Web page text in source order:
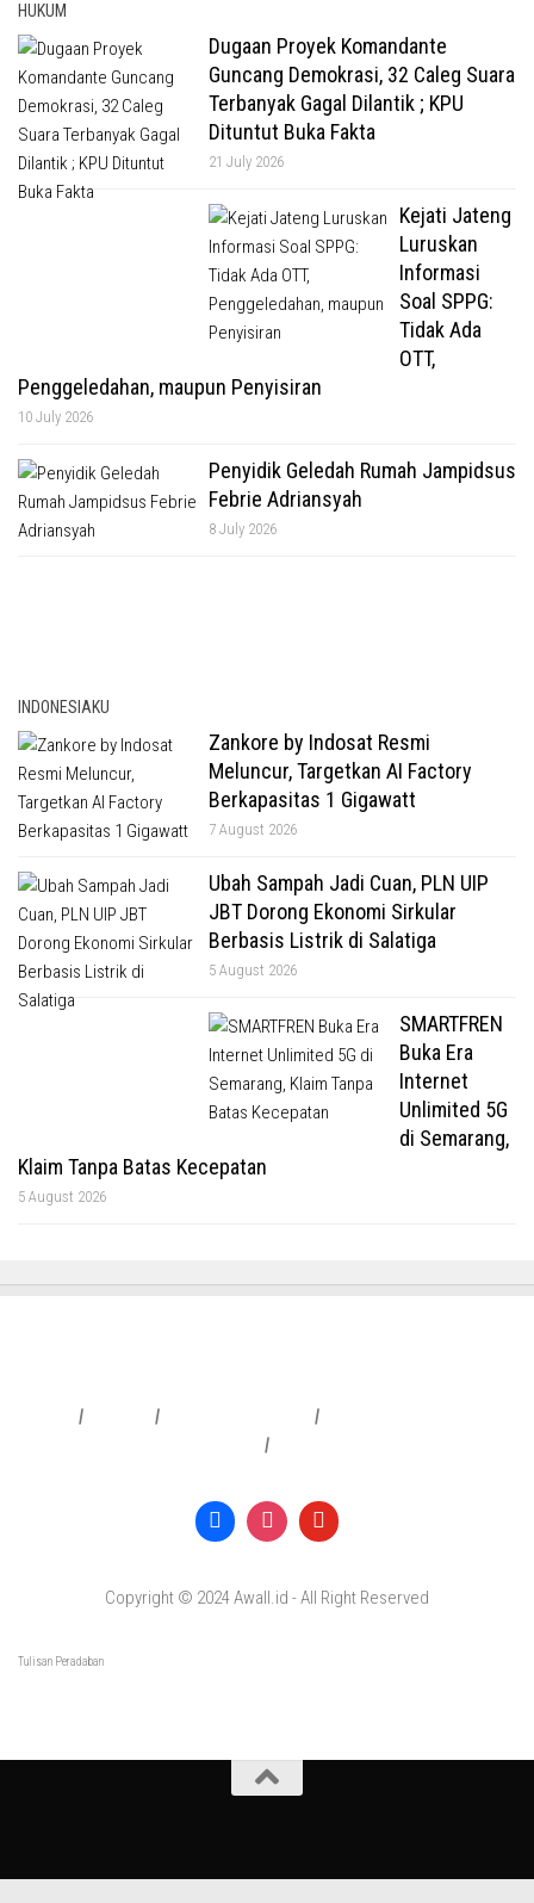
HUKUM
Dugaan Proyek Komandante
Guncang Demokrasi, 32 Caleg Suara
Terbanyak Gagal Dilantik ; KPU
Dituntut Buka Fakta
21 July 2026
Kejati Jateng
Luruskan
Informasi
Soal SPPG:
Tidak Ada
OTT,
Penggeledahan, maupun Penyisiran
10 July 2026
Penyidik Geledah Rumah Jampidsus
Febrie Adriansyah
8 July 2026
INDONESIAKU
Zankore by Indosat Resmi
Meluncur, Targetkan AI Factory
Berkapasitas 1 Gigawatt
7 August 2026
Ubah Sampah Jadi Cuan, PLN UIP
JBT Dorong Ekonomi Sirkular
Berbasis Listrik di Salatiga
5 August 2026
SMARTFREN
Buka Era
Internet
Unlimited 5G
di Semarang,
Klaim Tanpa Batas Kecepatan
5 August 2026
| | |
|
Copyright © 2024 Awall.id - All Right Reserved
Tulisan Peradaban